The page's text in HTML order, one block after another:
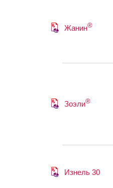
Жанин®
Зоэли®
Изнель 30